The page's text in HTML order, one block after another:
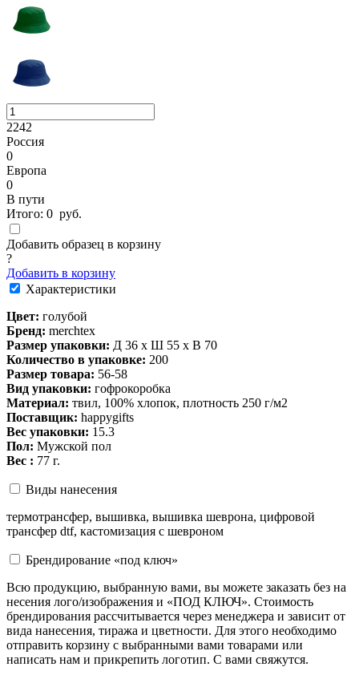
2242
Россия
0
Европа
0
В пути
Итого: 0 руб.
Добавить образец в корзину
?
Добавить в корзину
Характеристики
Цвет: голубой
Бренд: merchtex
Размер упаковки: Д 36 x Ш 55 x В 70
Количество в упаковке: 200
Размер товара: 56-58
Вид упаковки: гофрокоробка
Материал: твил, 100% хлопок, плотность 250 г/м2
Поставщик: happygifts
Вес упаковки: 15.3
Пол: Мужской пол
Вес : 77 г.
Виды нанесения
термотрансфер, вышивка, вышивка шеврона, цифровой
трансфер dtf, кастомизация с шевроном
Брендирование «под ключ»
Всю продукцию, выбранную вами, вы можете заказать без на
несения лого/изображения и «ПОД КЛЮЧ». Стоимость
брендирования рассчитывается через менеджера и зависит от
вида нанесения, тиража и цветности. Для этого необходимо
отправить корзину с выбранными вами товарами или
написать нам и прикрепить логотип. С вами свяжутся.